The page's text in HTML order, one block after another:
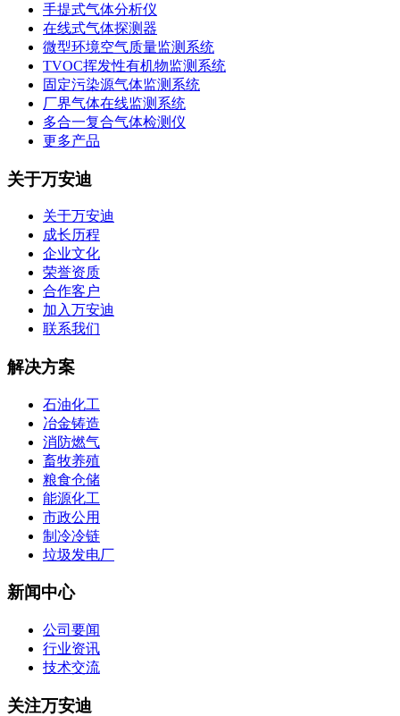
手提式气体分析仪
在线式气体探测器
微型环境空气质量监测系统
TVOC挥发性有机物监测系统
固定污染源气体监测系统
厂界气体在线监测系统
多合一复合气体检测仪
更多产品
关于万安迪
关于万安迪
成长历程
企业文化
荣誉资质
合作客户
加入万安迪
联系我们
解决方案
石油化工
冶金铸造
消防燃气
畜牧养殖
粮食仓储
能源化工
市政公用
制冷冷链
垃圾发电厂
新闻中心
公司要闻
行业资讯
技术交流
关注万安迪